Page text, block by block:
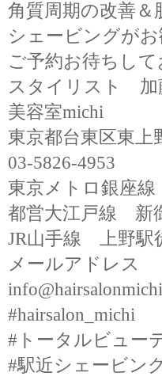
角質周期の改善＆
シェービングが
ご予約お待ちして
スタイリスト 加
美容室michi
東京都台東区東上
03-5826-4953
東京メトロ銀座
都営大江戸線 新
JR山手線 上野駅
メールアドレス
#hairsalon_michi
#トータルビュー
#駅近シェービン